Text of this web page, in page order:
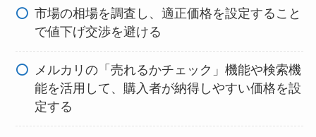
市場の相場を調査し、適正価格を設定すること
で値下げ交渉を避ける
メルカリの「売れるかチェック」機能や検索機
能を活用して、購入者が納得しやすい価格を設
定する